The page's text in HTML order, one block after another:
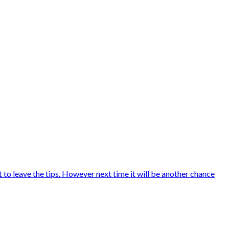
leave the tips. However next time it will be another chance